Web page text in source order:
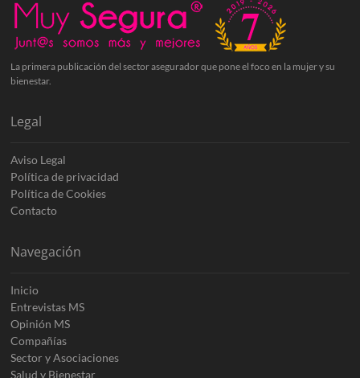
La primera publicación del sector asegurador que pone el foco en la mujer y su
bienestar.
Legal
Aviso Legal
Política de privacidad
Política de Cookies
Contacto
Navegación
Inicio
Entrevistas MS
Opinión MS
Compañías
Sector y Asociaciones
Salud y Bienestar